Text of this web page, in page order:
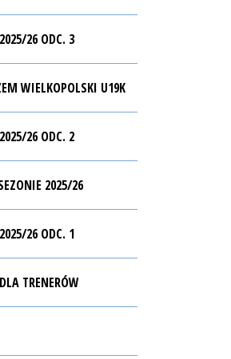
26 ODC. 3
WIELKOPOLSKI U19K
26 ODC. 2
2025/26
26 ODC. 1
TRENERÓW